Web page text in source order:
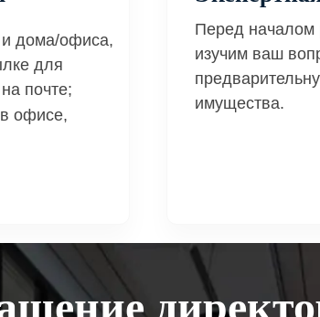
дома/офиса,
для
почте;
офисе,
Перед началом
изучим ваш
имущества.